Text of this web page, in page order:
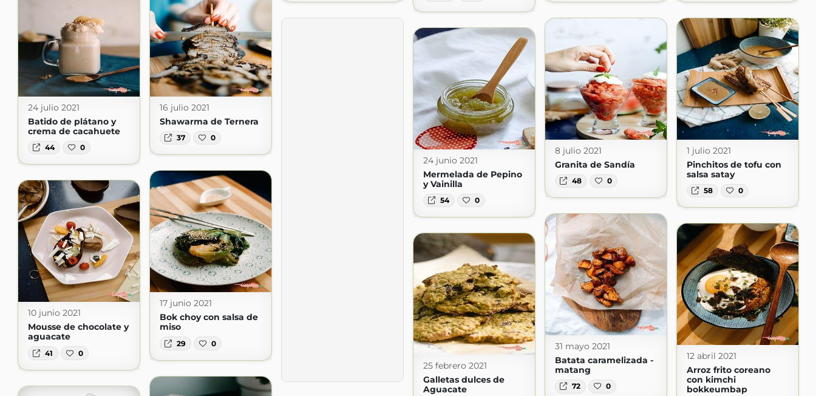
24 julio 2021
Batido de plátano y
crema de cacahuete
44 0
16 julio 2021
Shawarma de Ternera
37 0
8 julio 2021
Granita de Sandía
48 0
1 julio 2021
Pinchitos de tofu con
salsa satay
58 0
24 junio 2021
Mermelada de Pepino
y Vainilla
54 0
17 junio 2021
Bok choy con salsa de
miso
29 0
10 junio 2021
Mousse de chocolate y
aguacate
41 0
31 mayo 2021
Batata caramelizada -
matang
72 0
12 abril 2021
Arroz frito coreano
con kimchi
bokkeumbap
25 febrero 2021
Galletas dulces de
Aguacate